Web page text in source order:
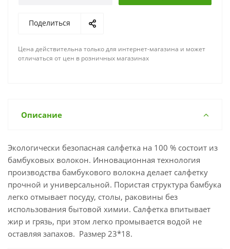
Поделиться
Цена действительна только для интернет-магазина и может
отличаться от цен в розничных магазинах
Описание
Экологически безопасная салфетка на 100 % состоит из
бамбуковых волокон. Инновационная технология
производства бамбукового волокна делает салфетку
прочной и универсальной. Пористая структура бамбука
легко отмывает посуду, столы, раковины без
использования бытовой химии. Салфетка впитывает
жир и грязь, при этом легко промывается водой не
оставляя запахов. Размер 23*18.